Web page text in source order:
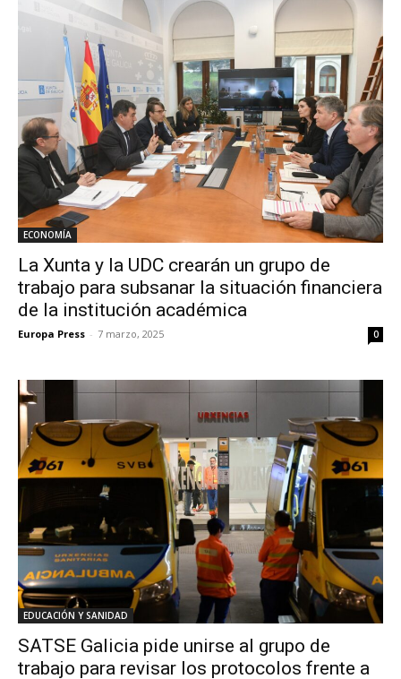
ECONOMÍA
La Xunta y la UDC crearán un grupo de
trabajo para subsanar la situación financiera
de la institución académica
Europa Press - 7 marzo, 2025 0
EDUCACIÓN Y SANIDAD
SATSE Galicia pide unirse al grupo de
trabajo para revisar los protocolos frente a